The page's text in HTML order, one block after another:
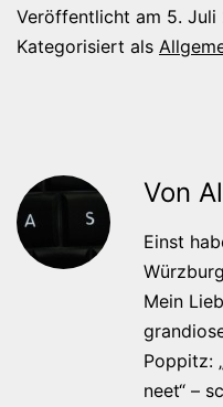
Veröffentlicht am 5. Juli
Kategorisiert als
Von
Einst
Mein
Poppitz:
neet“ –